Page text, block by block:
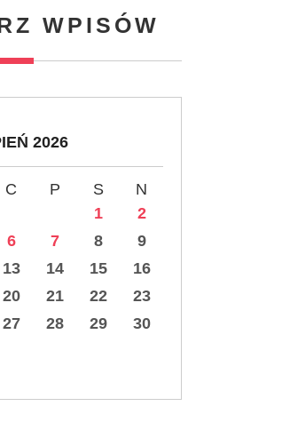
WPISÓW
2026
C P S
N
1
2
6 7 8
9
13 14 15
16
20 21 22
23
27 28 29
30